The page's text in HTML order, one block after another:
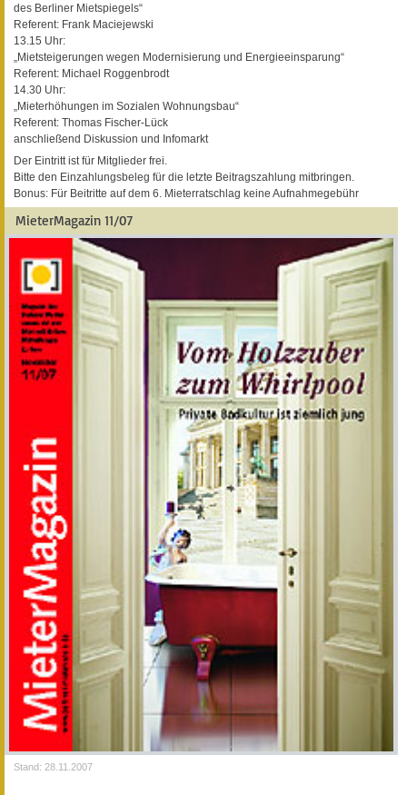
des Berliner Mietspiegels“
Referent: Frank Maciejewski
13.15 Uhr:
„Mietsteigerungen wegen Modernisierung und Energieeinsparung“
Referent: Michael Roggenbrodt
14.30 Uhr:
„Mieterhöhungen im Sozialen Wohnungsbau“
Referent: Thomas Fischer-Lück
anschließend Diskussion und Infomarkt
Der Eintritt ist für Mitglieder frei.
Bitte den Einzahlungsbeleg für die letzte Beitragszahlung mitbringen.
Bonus: Für Beitritte auf dem 6. Mieterratschlag keine Aufnahmegebühr
MieterMagazin 11/07
Stand: 28.11.2007